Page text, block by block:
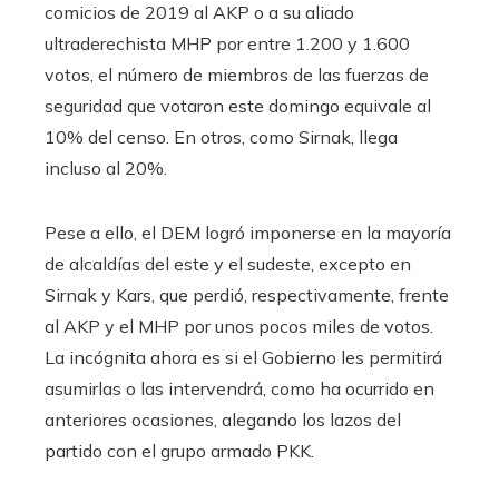
comicios de 2019 al AKP o a su aliado
ultraderechista MHP por entre 1.200 y 1.600
votos, el número de miembros de las fuerzas de
seguridad que votaron este domingo equivale al
10% del censo. En otros, como Sirnak, llega
incluso al 20%.
Pese a ello, el DEM logró imponerse en la mayoría
de alcaldías del este y el sudeste, excepto en
Sirnak y Kars, que perdió, respectivamente, frente
al AKP y el MHP por unos pocos miles de votos.
La incógnita ahora es si el Gobierno les permitirá
asumirlas o las intervendrá, como ha ocurrido en
anteriores ocasiones, alegando los lazos del
partido con el grupo armado PKK.